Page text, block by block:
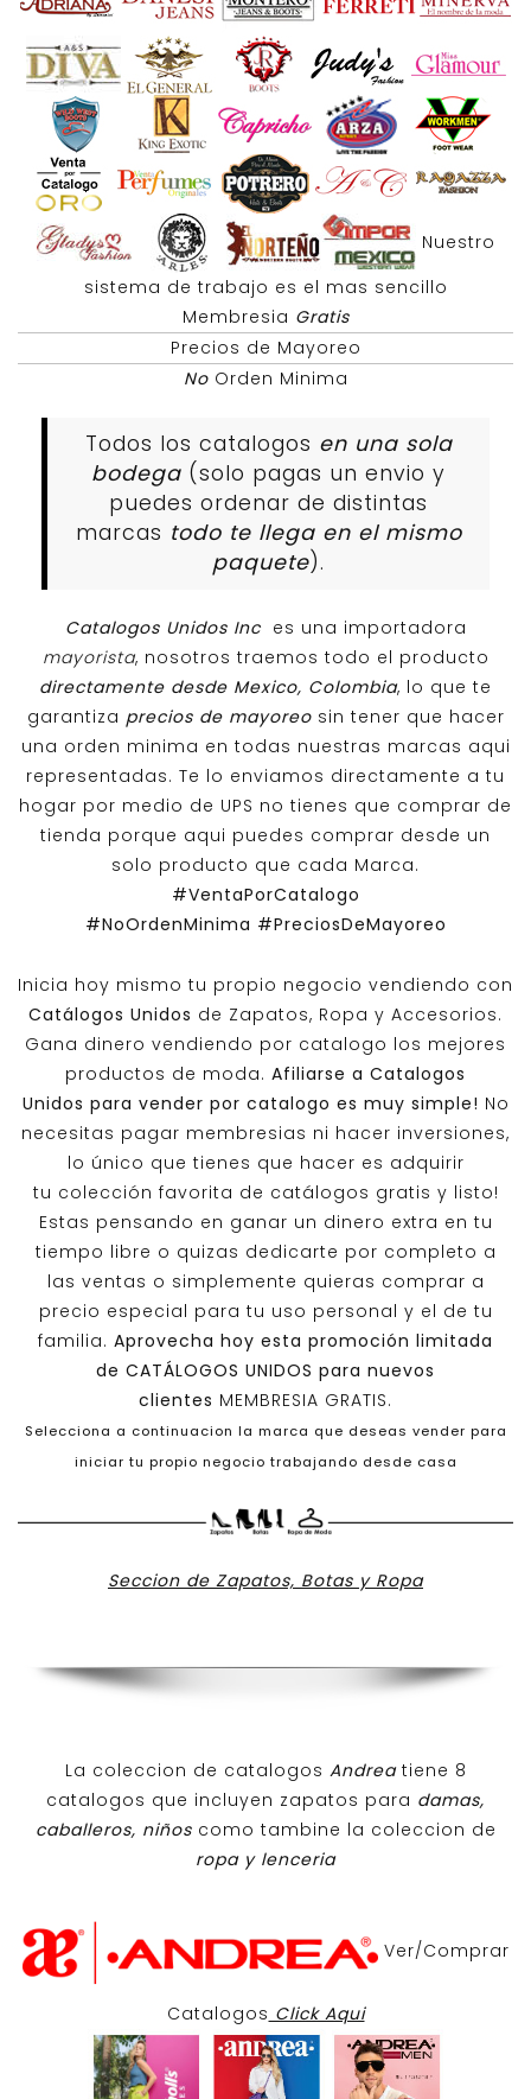
Nuestro
sistema de trabajo es el mas sencillo
Membresia Gratis
Precios de Mayoreo
NoOrden Minima
Todos los catalogos en una sola
bodega (solo pagas un envio y
puedes ordenar de distintas
marcas todo te llega en el mismo
paquete).
Catalogos Unidos Inc es una importadora
mayorista, nosotros traemos todo el producto
directamente desde Mexico, Colombia, lo que te
garantiza precios de mayoreosin tener que hacer
una orden minima en todas nuestras marcas aqui
representadas. Te lo enviamos directamente a tu
hogar por medio de UPS no tienes que comprar de
tienda porque aqui puedes comprar desde un
solo producto que cada Marca.
#VentaPorCatalogo
#NoOrdenMinima #PreciosDeMayoreo
Inicia hoy mismo tu propio negocio vendiendo con
Catálogos Unidos de Zapatos, Ropa y Accesorios.
Gana dinero vendiendo por catalogo los mejores
productos de moda. Afiliarse a Catalogos
Unidos para vender por catalogo es muy simple! No
necesitas pagar membresias ni hacer inversiones,
lo único que tienes que hacer es adquirir
tu colección favorita de catálogos gratis y listo!
Estas pensando en ganar un dinero extra en tu
tiempo libre o quizas dedicarte por completo a
las ventas o simplemente quieras comprar a
precio especial para tu uso personal y el de tu
familia. Aprovecha hoy esta promoción limitada
de CATÁLOGOS UNIDOS para nuevos
clientes MEMBRESIA GRATIS.
Selecciona a continuacion la marca que deseas vender para
iniciar tu propio negocio trabajando desde casa
Seccion de Zapatos, Botas y Ropa
La coleccion de catalogos Andreatiene 8
catalogos que incluyen zapatos para damas,
caballeros, niños como tambine la coleccion de
ropa y lenceria
Ver/Comprar
Catalogos Click Aqui